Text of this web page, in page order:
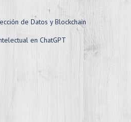
de Datos y Blockchain
en ChatGPT